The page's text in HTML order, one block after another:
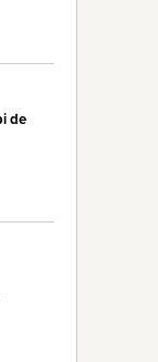
de